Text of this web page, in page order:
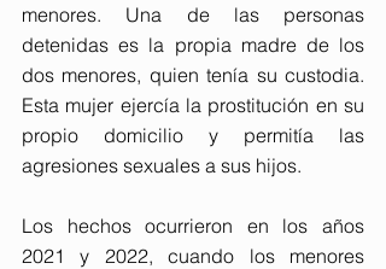
menores. Una de las personas
detenidas es la propia madre de los
dos menores, quien tenía su custodia.
Esta mujer ejercía la prostitución en su
propio domicilio y permitía las
agresiones sexuales a sus hijos.
Los hechos ocurrieron en los años
2021 y 2022, cuando los menores